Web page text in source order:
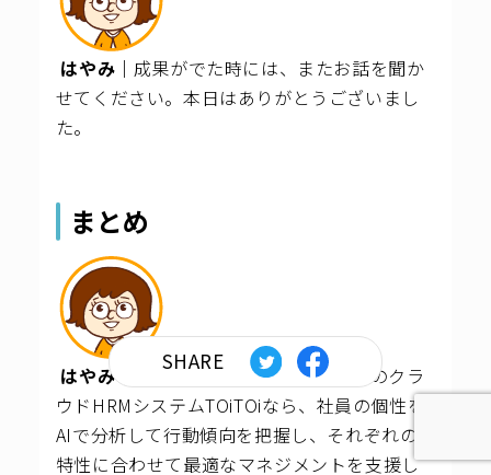
SHARE
はやみ｜ 成果がでた時には、またお話を聞か
せてください。本日はありがとうございまし
た。
まとめ
はやみ｜
株式会社ロジック・ブレインのクラ
ウドHRMシステムTOiTOiなら、社員の個性を
AIで分析して行動傾向を把握し、それぞれの
特性に合わせて最適なマネジメントを支援し